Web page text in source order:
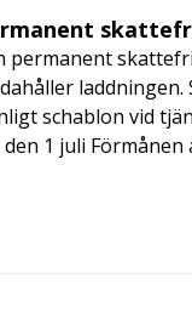
schablon vid
1 juli Förmånen